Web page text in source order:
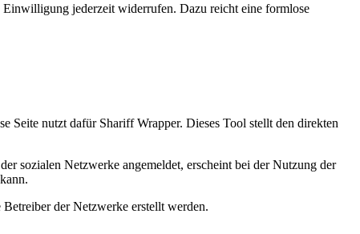
jederzeit widerrufen. Dazu reicht eine formlose
Seite nutzt dafür Shariff Wrapper. Dieses Tool stellt den direkten
sozialen Netzwerke angemeldet, erscheint bei der Nutzung der
der Netzwerke erstellt werden.